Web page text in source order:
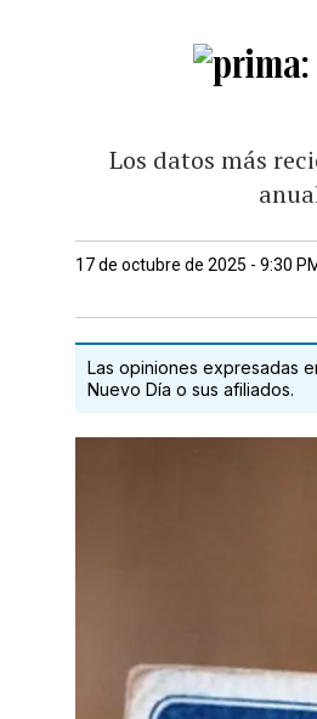
Los datos más
17 de octubre de 2025 - 9:30
Las opiniones expresadas
Nuevo Día o sus afiliados.